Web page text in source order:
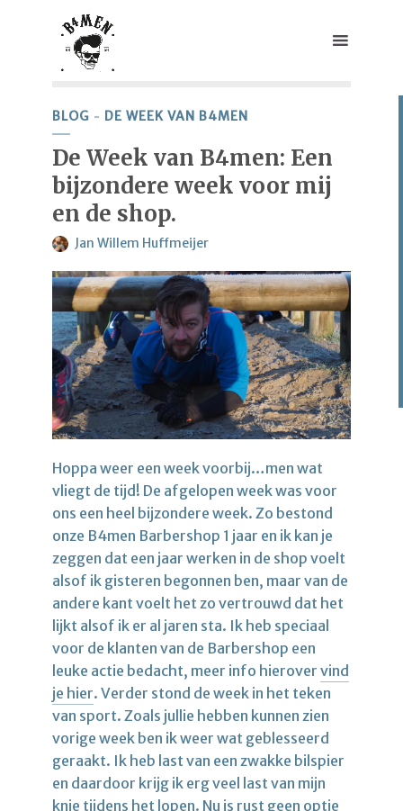
BLOG DE WEEK VAN B4MEN
De Week van B4men: Een
bijzondere week voor mij
en de shop.
Jan Willem Huffmeijer
Hoppa weer een week voorbij…men wat
vliegt de tijd! De afgelopen week was voor
ons een heel bijzondere week. Zo bestond
onze B4men Barbershop 1 jaar en ik kan je
zeggen dat een jaar werken in de shop voelt
alsof ik gisteren begonnen ben, maar van de
andere kant voelt het zo vertrouwd dat het
lijkt alsof ik er al jaren sta. Ik heb speciaal
voor de klanten van de Barbershop een
leuke actie bedacht, meer info hierover vind
je hier. Verder stond de week in het teken
van sport. Zoals jullie hebben kunnen zien
vorige week ben ik weer wat geblesseerd
geraakt. Ik heb last van een zwakke bilspier
en daardoor krijg ik erg veel last van mijn
knie tijdens het lopen. Nu is rust geen optie